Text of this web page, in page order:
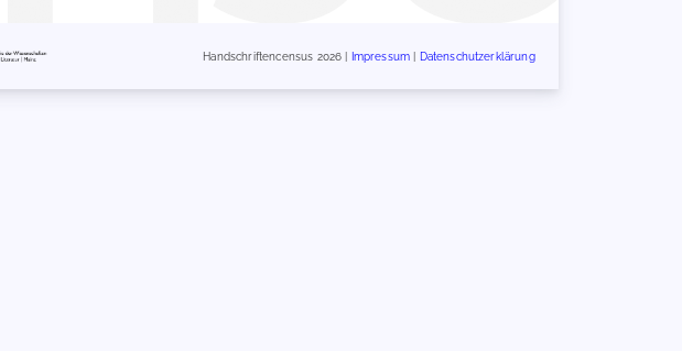
Handschriftencensus 2026 | Impressum Datenschutzerklärung